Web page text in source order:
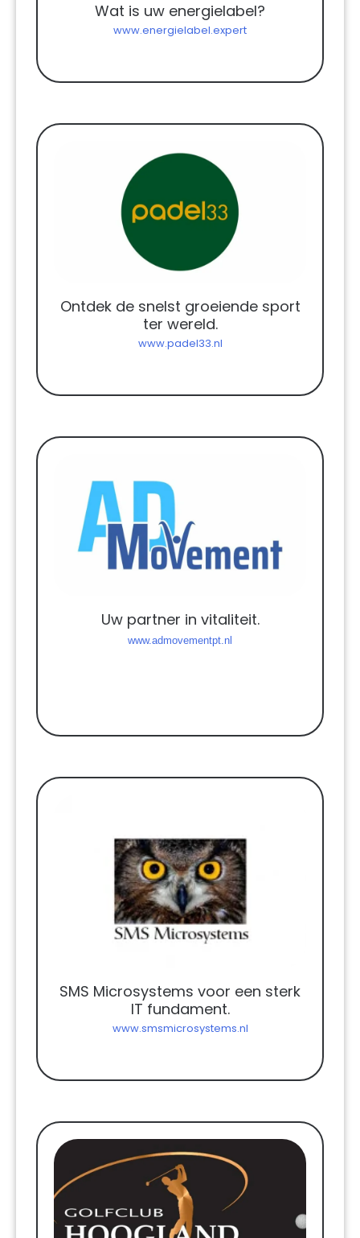
Wat is uw energielabel?
www.energielabel.expert
Ontdek de snelst groeiende sport
ter wereld.
www.padel33.nl
Uw partner in vitaliteit.
www.admovementpt.nl
SMS Microsystems voor een sterk
IT fundament.
www.smsmicrosystems.nl